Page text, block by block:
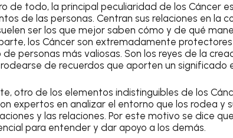
de todo, la principal peculiaridad de los Cáncer
de las personas. Centran sus relaciones en la
ser los que mejor saben cómo y de qué
los Cáncer son extremadamente protectores
de personas más valiosas. Son los reyes de la
de recuerdos que aporten un significado
otro de los elementos indistinguibles de los
expertos en analizar el entorno que los rodea y
y las relaciones. Por este motivo se dice
para entender y dar apoyo a los demás.